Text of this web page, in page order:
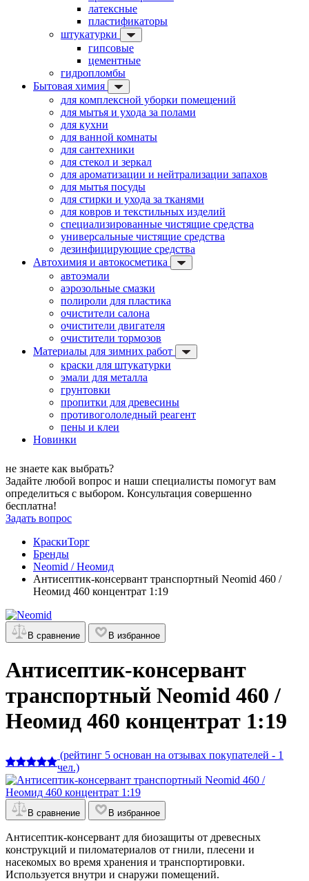
латексные
пластификаторы
штукатурки
гипсовые
цементные
гидропломбы
Бытовая химия
для комплексной уборки помещений
для мытья и ухода за полами
для кухни
для ванной комнаты
для сантехники
для стекол и зеркал
для ароматизации и нейтрализации запахов
для мытья посуды
для стирки и ухода за тканями
для ковров и текстильных изделий
специализированные чистящие средства
универсальные чистящие средства
дезинфицирующие средства
Автохимия и автокосметика
автоэмали
аэрозольные смазки
полироли для пластика
очистители салона
очистители двигателя
очистители тормозов
Материалы для зимних работ
краски для штукатурки
эмали для металла
грунтовки
пропитки для древесины
противогололедный реагент
пены и клеи
Новинки
не знаете как выбрать?
Задайте любой вопрос и наши специалисты помогут вам
определиться с выбором. Консультация совершенно
бесплатна!
Задать вопрос
КраскиТорг
Бренды
Neomid / Неомид
Антисептик-консервант транспортный Neomid 460 /
Неомид 460 концентрат 1:19
В сравнение В избранное
Антисептик-консервант
транспортный Neomid 460 /
Неомид 460 концентрат 1:19
(рейтинг 5 основан на отзывах покупателей - 1
чел.)
В сравнение В избранное
Антисептик-консервант для биозащиты от древесных
конструкций и пиломатериалов от гнили, плесени и
насекомых во время хранения и транспортировки.
Используется внутри и снаружи помещений.